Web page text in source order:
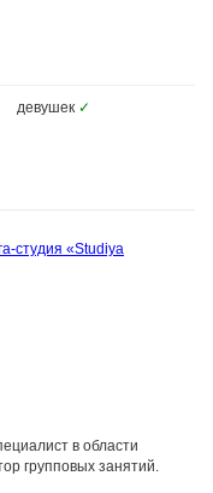
девушек ✓
студия «Studiya
в области
групповых занятий.